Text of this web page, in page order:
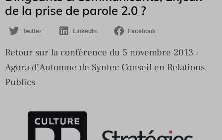
de la prise de parole 2.0 ?
Twitter LinkedIn Facebook
Retour sur la conférence du 5 novembre 2013 :
Agora d’Automne de Syntec Conseil en Relations
Publics